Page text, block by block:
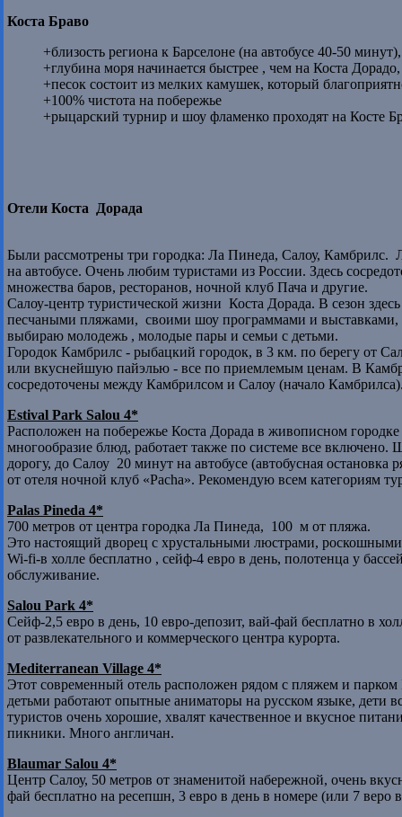
Коста Браво
+близость региона к Барселоне (на автобусе 40-50
+глубина моря начинается быстрее , чем на Коста
+песок состоит из мелких камушек, который
+100% чистота на побережье
+рыцарский турнир и шоу фламенко проходят на Косте
Отели Коста Дорада
Были рассмотрены три городка: Ла Пинеда, Салоу, Камбрилс.
на автобусе. Очень любим туристами из России. Здесь
множества баров, ресторанов, ночной клуб Пача и другие.
Салоу-центр туристической жизни Коста Дорада. В сезон
песчаными пляжами, своими шоу программами и выставками,
выбираю молодежь , молодые пары и семьи с детьми.
Городок Камбрилс - рыбацкий городок, в 3 км. по берегу от
или вкуснейшую пайэлью - все по приемлемым ценам. В
сосредоточены между Камбрилсом и Салоу (начало
Estival Park Salou 4*
Расположен на побережье Коста Дорада в живописном
многообразие блюд, работает также по системе все
дорогу, до Салоу 20 минут на автобусе (автобусная
от отеля ночной клуб «Pacha». Рекомендую всем категориям
Palas Pineda 4*
700 метров от центра городка Ла Пинеда, 100 м от пляжа.
Это настоящий дворец с хрустальными люстрами,
Wi-fi-в холле бесплатно , сейф-4 евро в день, полотенца у
обслуживание.
Salou Park 4*
Сейф-2,5 евро в день, 10 евро-депозит, вай-фай бесплатно в
от развлекательного и коммерческого центра курорта.
Mediterranean Village 4*
Этот современный отель расположен рядом с пляжем и
детьми работают опытные аниматоры на русском языке, дети
туристов очень хорошие, хвалят качественное и вкусное
пикники. Много англичан.
Blaumar Salou 4*
Центр Салоу, 50 метров от знаменитой набережной, очень
фай бесплатно на ресепшн, 3 евро в день в номере (или 7